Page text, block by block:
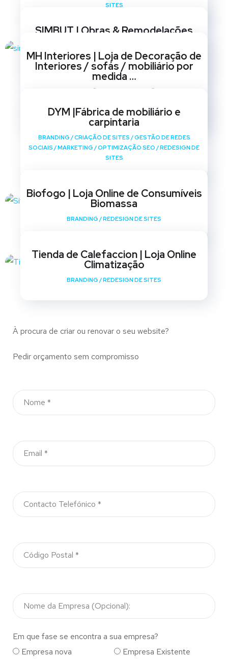
SITES
SIMBUT | Obras & Remodelações
SOCIAIS /MARKETING OPTIMIZAÇÃO SEO/ REDESIGN DE
SITES
MH Interiores | Loja de Decoração de
Interiores / sofás / mobiliário por
medida …
SITES
DYM |Fábrica de mobiliário e
carpintaria
BRANDING /CRIAÇÃO DE SITES /GESTÃO DE REDES
SOCIAIS /MARKETING /OPTIMIZAÇÃO SEO /REDESIGN DE
SITES
Biofogo | Loja Online de Consumíveis
Biomassa
BRANDING /REDESIGN DE SITES
Tienda de Calefaccion | Loja Online
Climatização
BRANDING /REDESIGN DE SITES
À procura de criar ou renovar o seu website?
Pedir orçamento sem compromisso
Em que fase se encontra a sua empresa?
Empresa nova
Empresa Existente